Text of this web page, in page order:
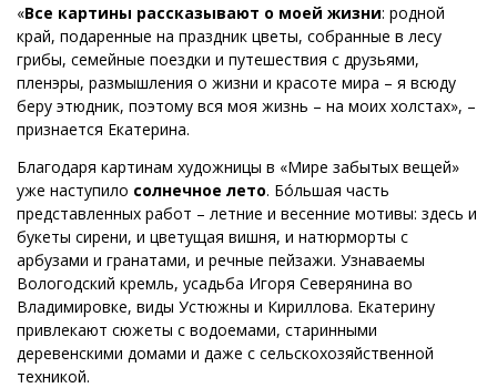
«Все картины рассказывают о моей жизни: родной
край, подаренные на праздник цветы, собранные в лесу
грибы, семейные поездки и путешествия с друзьями,
пленэры, размышления о жизни и красоте мира – я всюду
беру этюдник, поэтому вся моя жизнь – на моих холстах», –
признается Екатерина.
Благодаря картинам художницы в «Мире забытых вещей»
уже наступило солнечное лето. Бóльшая часть
представленных работ – летние и весенние мотивы: здесь и
букеты сирени, и цветущая вишня, и натюрморты с
арбузами и гранатами, и речные пейзажи. Узнаваемы
Вологодский кремль, усадьба Игоря Северянина во
Владимировке, виды Устюжны и Кириллова. Екатерину
привлекают сюжеты с водоемами, старинными
деревенскими домами и даже с сельскохозяйственной
техникой.